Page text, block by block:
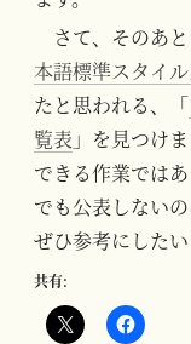
さて、そのあ
本語標準スタイ
たと思われる、「
覧表 」を見つけ
できる作業では
でも公表しない
ぜひ参考にしたい
共有: